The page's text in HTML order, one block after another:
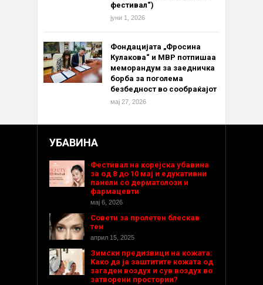
фестивал“)
јуни 1, 2026
Фондацијата „Фросина
Кулакова“ и МВР потпишаа
меморандум за заедничка
борба за поголема
безбедност во сообраќајот
мај 27, 2026
УБАВИНА
Фестивал на корејска убавина
за од 8 до 10 мај и едукативни
панели со дерматолози и
фармацевти
мај 6, 2026
Совети за пролетен блескав
тен
април 15, 2025
Зимски предизвици на кожата:
Како да ја заштитите кожата од
загаден воздух и сув воздух во
затворени простории?